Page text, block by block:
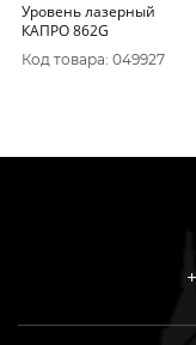
Уровень лазерный
КАПРО 862G
Код товара: 049927